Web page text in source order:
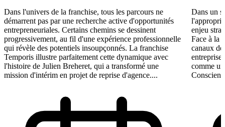
Dans l'univers de la franchise, tous les parcours ne
démarrent pas par une recherche active d'opportunités
entrepreneuriales. Certains chemins se dessinent
progressivement, au fil d'une expérience professionnelle
qui révèle des potentiels insoupçonnés. La franchise
Temporis illustre parfaitement cette dynamique avec
l'histoire de Julien Breheret, qui a transformé une
mission d'intérim en projet de reprise d'agence....
Dans un
enjeu
Face à la
canaux
comme
Conscient